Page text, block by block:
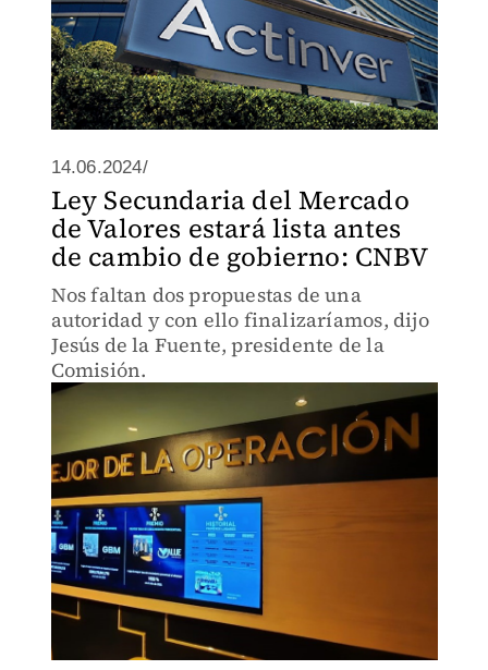
14.06.2024/
Ley Secundaria del Mercado
de Valores estará lista antes
de cambio de gobierno: CNBV
Nos faltan dos propuestas de una
autoridad y con ello finalizaríamos, dijo
Jesús de la Fuente, presidente de la
Comisión.